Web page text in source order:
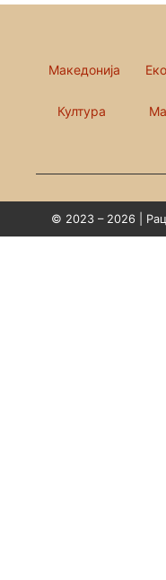
Македонија
Култура
© 2023 – 2026 |